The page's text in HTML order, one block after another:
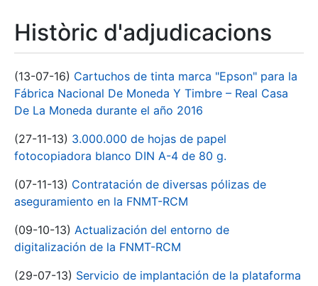
Històric d'adjudicacions
(13-07-16) Cartuchos de tinta marca "Epson" para la
Fábrica Nacional De Moneda Y Timbre – Real Casa
De La Moneda durante el año 2016
(27-11-13) 3.000.000 de hojas de papel
fotocopiadora blanco DIN A-4 de 80 g.
(07-11-13) Contratación de diversas pólizas de
aseguramiento en la FNMT-RCM
(09-10-13) Actualización del entorno de
digitalización de la FNMT-RCM
(29-07-13) Servicio de implantación de la plataforma